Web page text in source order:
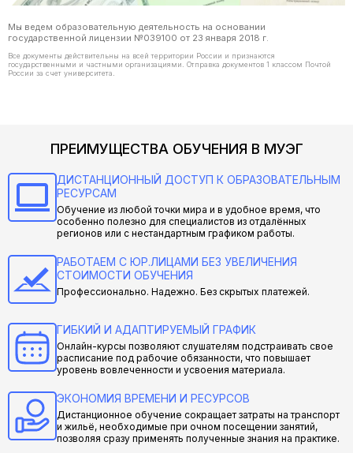
Мы ведем образовательную деятельность на основании
государственной лицензии №039100 от 23 января 2018 г.
Все документы действительны на всей территории России и признаются
государственными и частными организациями. Отправка документов 1 классом Почтой
России за счет университета.
ПРЕИМУЩЕСТВА ОБУЧЕНИЯ В МУЭГ
ДИСТАНЦИОННЫЙ ДОСТУП К ОБРАЗОВАТЕЛЬНЫМ
РЕСУРСАМ
Обучение из любой точки мира и в удобное время, что
особенно полезно для специалистов из отдалённых
регионов или с нестандартным графиком работы.
РАБОТАЕМ С ЮР.ЛИЦАМИ БЕЗ УВЕЛИЧЕНИЯ
СТОИМОСТИ ОБУЧЕНИЯ
Профессионально. Надежно. Без скрытых платежей.
ГИБКИЙ И АДАПТИРУЕМЫЙ ГРАФИК
Онлайн-курсы позволяют слушателям подстраивать свое
расписание под рабочие обязанности, что повышает
уровень вовлеченности и усвоения материала.
ЭКОНОМИЯ ВРЕМЕНИ И РЕСУРСОВ
Дистанционное обучение сокращает затраты на транспорт
и жильё, необходимые при очном посещении занятий,
позволяя сразу применять полученные знания на практике.